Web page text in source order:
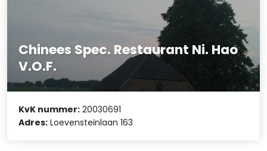
Chinees Spec. Restaurant Ni. Hao
V.O.F.
KvK nummer: 20030691
Adres: Loevensteinlaan 163